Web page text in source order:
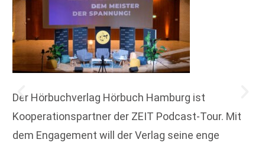
Der Hörbuchverlag Hörbuch Hamburg ist
Kooperationspartner der ZEIT Podcast-Tour. Mit
dem Engagement will der Verlag seine enge